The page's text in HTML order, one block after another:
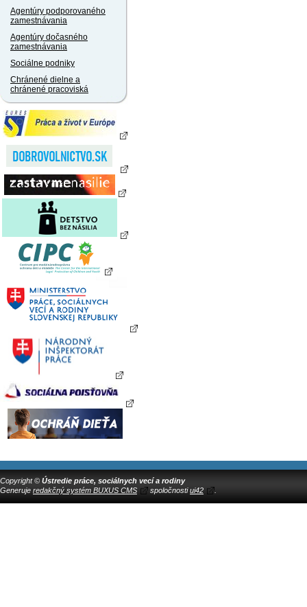
Agentúry podporovaného
zamestnávania
Agentúry dočasného
zamestnávania
Sociálne podniky
Chránené dielne a
chránené pracoviská
Copyright © Ústredie práce, sociálnych vecí a rodiny
Generuje redakčný systém BUXUS CMS spoločnostiui42